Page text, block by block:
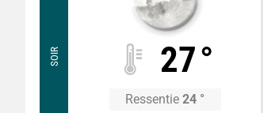
SOIR 27°
Ressentie 24 °